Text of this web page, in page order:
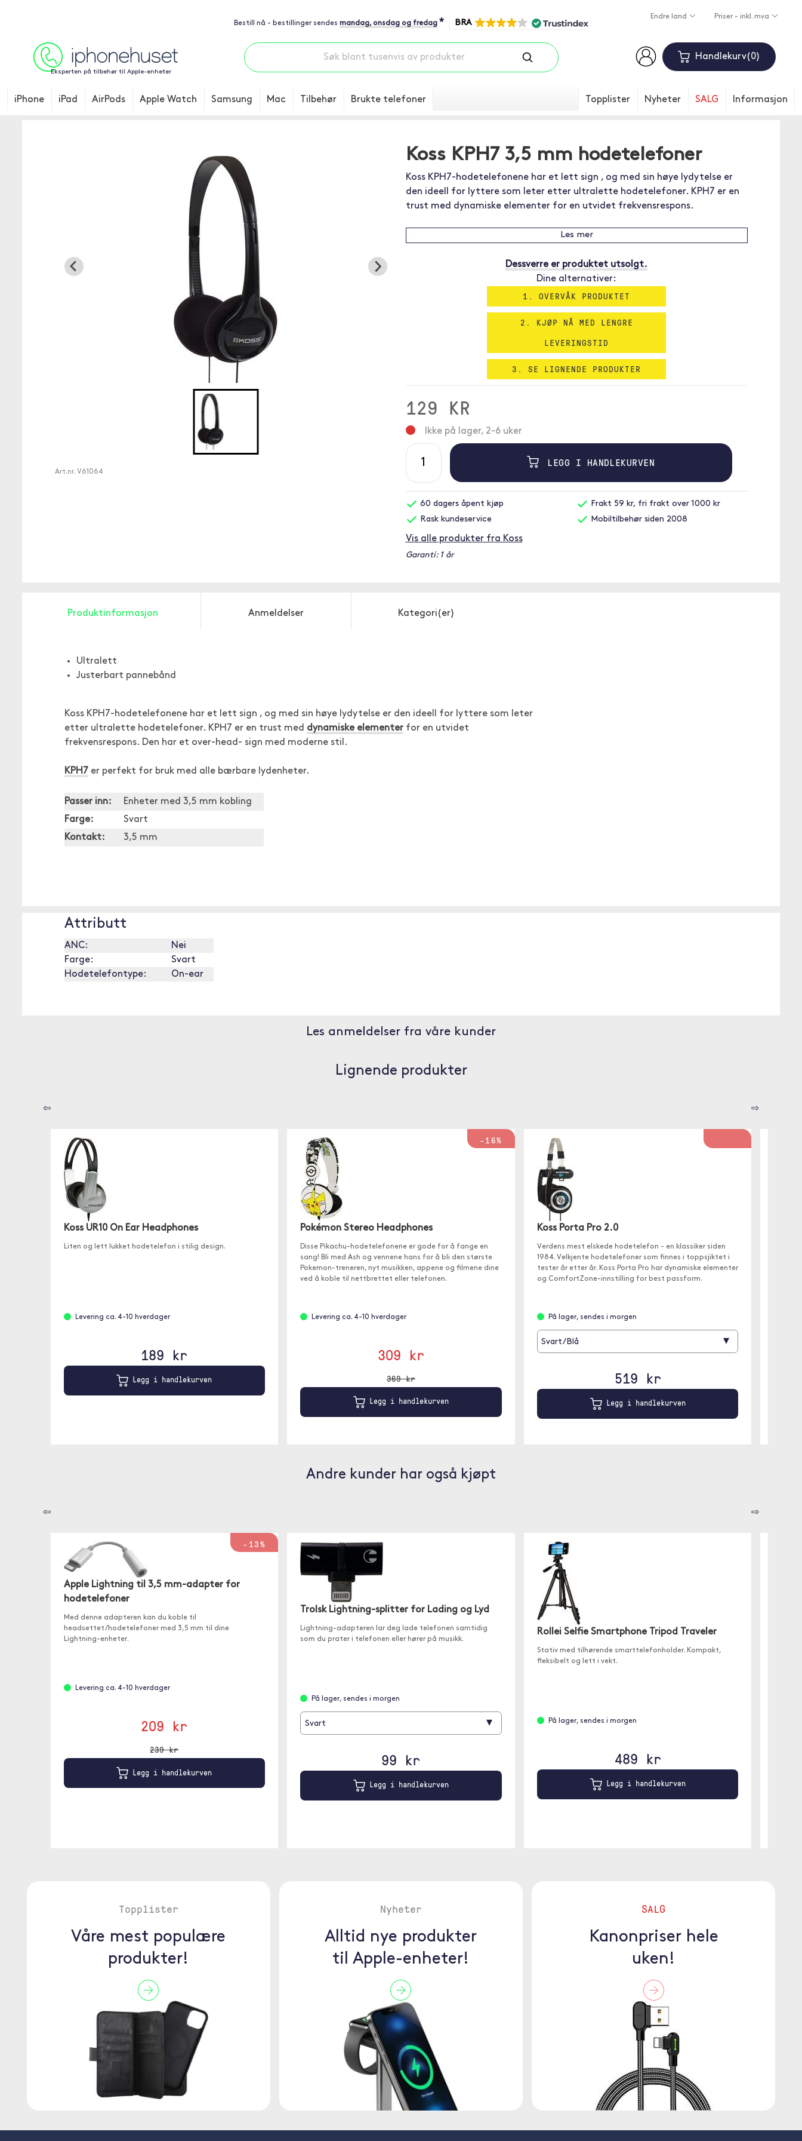
Bestill nå - bestillinger sendes mandag, onsdag og fredag * BRA
Endre land Priser - inkl. mva
Eksperten på tilbehør til Apple-enheter
Handlekurv 0
iPhone iPad AirPods Apple Watch Samsung Mac Tilbehør Brukte telefoner Topplister Nyheter SALG Informasjon
Art.nr. V61064
Koss KPH7 3,5 mm hodetelefoner
Koss KPH7-hodetelefonene har et lett sign , og med sin høye lydytelse er
den ideell for lyttere som leter etter ultralette hodetelefoner. KPH7 er en
trust med dynamiske elementer for en utvidet frekvensrespons.
Les mer
Dessverre er produktet utsolgt.
Dine alternativer:
1. OVERVÅK PRODUKTET
2. KJØP NÅ MED LENGRE
LEVERINGSTID
3. SE LIGNENDE PRODUKTER
129 KR
Ikke på lager, 2-6 uker
LEGG I HANDLEKURVEN
60 dagers åpent kjøp
Frakt 59 kr, fri frakt over 1000 kr
Rask kundeservice
Mobiltilbehør siden 2008
Vis alle produkter fra Koss
Garanti: 1 år
Produktinformasjon Anmeldelser Kategori(er)
Ultralett
Justerbart pannebånd
Koss KPH7-hodetelefonene har et lett sign , og med sin høye lydytelse er den ideell for lyttere som leter
etter ultralette hodetelefoner. KPH7 er en trust med dynamiske elementer for en utvidet
frekvensrespons. Den har et over-head- sign med moderne stil.
KPH7 er perfekt for bruk med alle bærbare lydenheter.
Passer inn:
Enheter med 3,5 mm kobling
Farge:
Svart
Kontakt:
3,5 mm
Attributt
ANC:
Nei
Farge:
Svart
Hodetelefontype:
On-ear
Les anmeldelser fra våre kunder
Lignende produkter
⇦ ⇨
Koss UR10 On Ear Headphones
Liten og lett lukket hodetelefon i stilig design.
Levering ca. 4-10 hverdager
189 kr
Legg i handlekurven
-16%
Pokémon Stereo Headphones
Disse Pikachu-hodetelefonene er gode for å fange en
sang! Bli med Ash og vennene hans for å bli den største
Pokemon-treneren, nyt musikken, appene og filmene dine
ved å koble til nettbrettet eller telefonen.
Levering ca. 4-10 hverdager
309 kr
369 kr
Legg i handlekurven
Koss Porta Pro 2.0
Verdens mest elskede hodetelefon - en klassiker siden
1984. Velkjente hodetelefoner som finnes i toppsjiktet i
tester år etter år. Koss Porta Pro har dynamiske elementer
og ComfortZone-innstilling for best passform.
På lager, sendes i morgen
Svart/Blå ▾
519 kr
Legg i handlekurven
Andre kunder har også kjøpt
⇦ ⇨
-13%
Apple Lightning til 3,5 mm-adapter for
hodetelefoner
Med denne adapteren kan du koble til
headsettet/hodetelefoner med 3,5 mm til dine
Lightning-enheter.
Levering ca. 4-10 hverdager
209 kr
239 kr
Legg i handlekurven
Trolsk Lightning-splitter for Lading og Lyd
Lightning-adapteren lar deg lade telefonen samtidig
som du prater i telefonen eller hører på musikk.
På lager, sendes i morgen
Svart ▾
99 kr
Legg i handlekurven
Rollei Selfie Smartphone Tripod Traveler
Stativ med tilhørende smarttelefonholder. Kompakt,
fleksibelt og lett i vekt.
På lager, sendes i morgen
489 kr
Legg i handlekurven
Topplister
Våre mest populære
produkter!
Nyheter
Alltid nye produkter
til Apple-enheter!
SALG
Kanonpriser hele
uken!